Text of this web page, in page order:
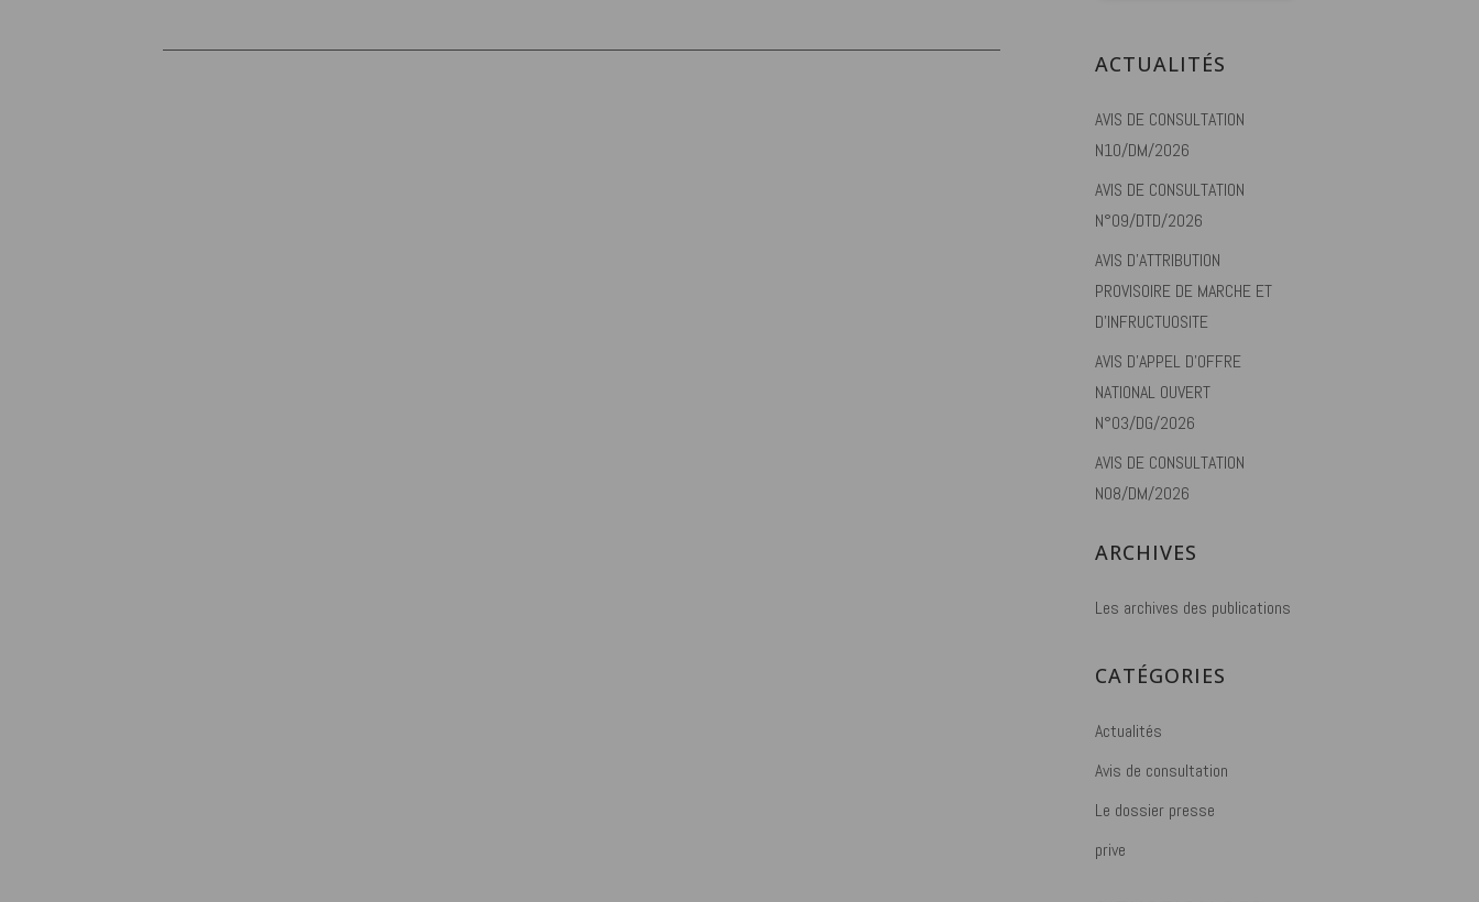
ACTUALITÉS
AVIS DE CONSULTATION
N10/DM/2026
AVIS DE CONSULTATION
N°09/DTD/2026
AVIS D’ATTRIBUTION
PROVISOIRE DE MARCHE ET
D’INFRUCTUOSITE
AVIS D’APPEL D’OFFRE
NATIONAL OUVERT
N°03/DG/2026
AVIS DE CONSULTATION
N08/DM/2026
ARCHIVES
Les archives des publications
CATÉGORIES
Actualités
Avis de consultation
Le dossier presse
prive